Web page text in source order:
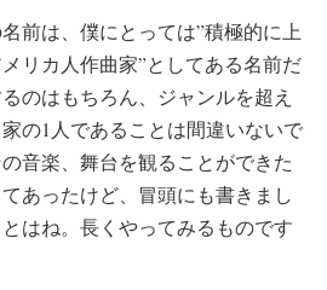
前は、僕にとっては”積極的に上
リカ人作曲家”としてある名前だ
のはもちろん、ジャンルを超え
の1人であることは間違いないで
音楽、舞台を観ることができた
あったけど、冒頭にも書きまし
はね。長くやってみるものです